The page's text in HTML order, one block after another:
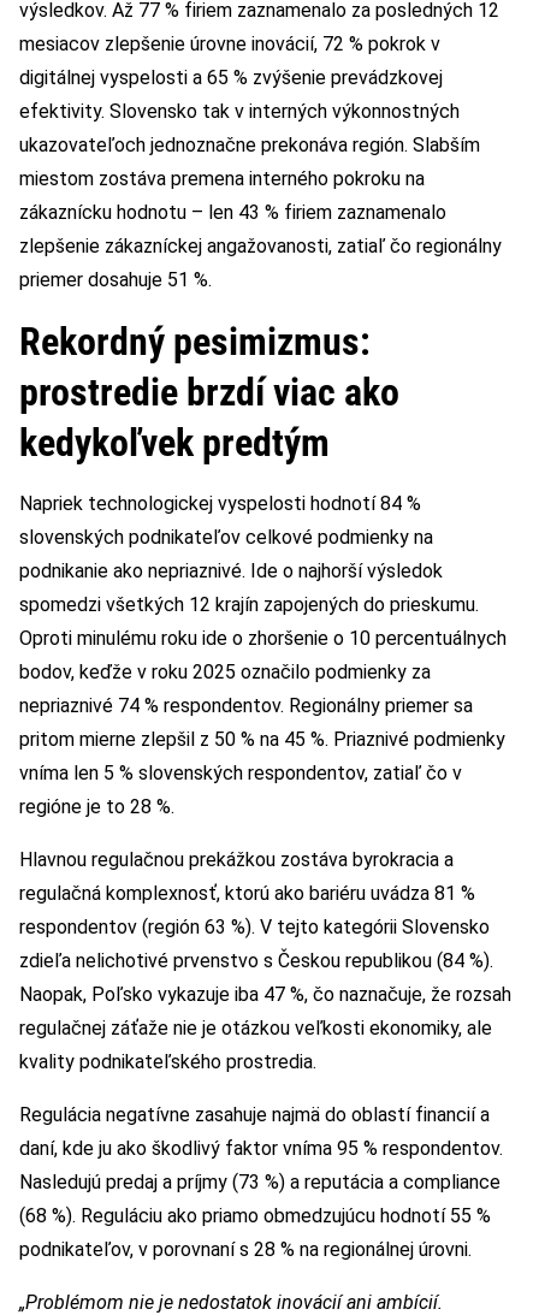
výsledkov. Až 77 % firiem zaznamenalo za posledných 12
mesiacov zlepšenie úrovne inovácií, 72 % pokrok v
digitálnej vyspelosti a 65 % zvýšenie prevádzkovej
efektivity. Slovensko tak v interných výkonnostných
ukazovateľoch jednoznačne prekonáva región. Slabším
miestom zostáva premena interného pokroku na
zákaznícku hodnotu – len 43 % firiem zaznamenalo
zlepšenie zákazníckej angažovanosti, zatiaľ čo regionálny
priemer dosahuje 51 %.
Rekordný pesimizmus:
prostredie brzdí viac ako
kedykoľvek predtým
Napriek technologickej vyspelosti hodnotí 84 %
slovenských podnikateľov celkové podmienky na
podnikanie ako nepriaznivé. Ide o najhorší výsledok
spomedzi všetkých 12 krajín zapojených do prieskumu.
Oproti minulému roku ide o zhoršenie o 10 percentuálnych
bodov, keďže v roku 2025 označilo podmienky za
nepriaznivé 74 % respondentov. Regionálny priemer sa
pritom mierne zlepšil z 50 % na 45 %. Priaznivé podmienky
vníma len 5 % slovenských respondentov, zatiaľ čo v
regióne je to 28 %.
Hlavnou regulačnou prekážkou zostáva byrokracia a
regulačná komplexnosť, ktorú ako bariéru uvádza 81 %
respondentov (región 63 %). V tejto kategórii Slovensko
zdieľa nelichotivé prvenstvo s Českou republikou (84 %).
Naopak, Poľsko vykazuje iba 47 %, čo naznačuje, že rozsah
regulačnej záťaže nie je otázkou veľkosti ekonomiky, ale
kvality podnikateľského prostredia.
Regulácia negatívne zasahuje najmä do oblastí financií a
daní, kde ju ako škodlivý faktor vníma 95 % respondentov.
Nasledujú predaj a príjmy (73 %) a reputácia a compliance
(68 %). Reguláciu ako priamo obmedzujúcu hodnotí 55 %
podnikateľov, v porovnaní s 28 % na regionálnej úrovni.
„Problémom nie je nedostatok inovácií ani ambícií.